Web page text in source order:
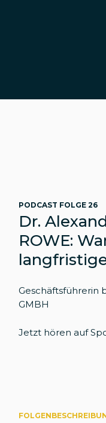
PODCAST FOLGE 26
Dr.
ROWE:
Geschäftsführerin
GMBH
Jetzt hören auf